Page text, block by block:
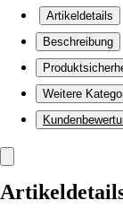
Artikeldetails
Beschreibung
Weitere